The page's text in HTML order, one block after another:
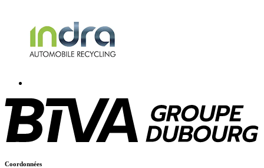
Coordonnées